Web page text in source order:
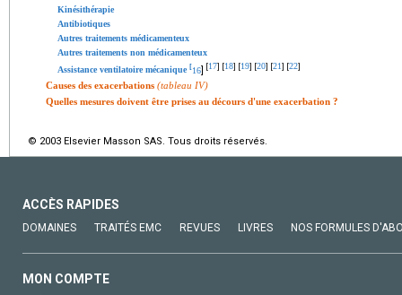
Kinésithérapie
Antibiotiques
Autres traitements médicamenteux
Autres traitements non médicamenteux
Assistance ventilatoire mécanique [16] [17] [18] [19] [20] [21 ] [22]
Causes des exacerbations (tableau IV)
Quelles mesures doivent être prises au décours d'une exacerbation ?
© 2003 Elsevier Masson SAS. Tous droits réservés.
ACCÈS RAPIDES
DOMAINES TRAITÉS EMC REVUES LIVRES NOS FORMULES
MON COMPTE